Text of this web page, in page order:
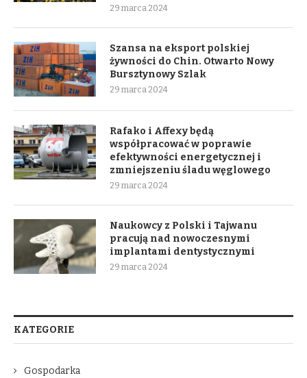
29 marca 2024
Szansa na eksport polskiej
żywności do Chin. Otwarto Nowy
Bursztynowy Szlak
29 marca 2024
Rafako i Affexy będą
współpracować w poprawie
efektywności energetycznej i
zmniejszeniu śladu węglowego
29 marca 2024
Naukowcy z Polski i Tajwanu
pracują nad nowoczesnymi
implantami dentystycznymi
29 marca 2024
KATEGORIE
Gospodarka